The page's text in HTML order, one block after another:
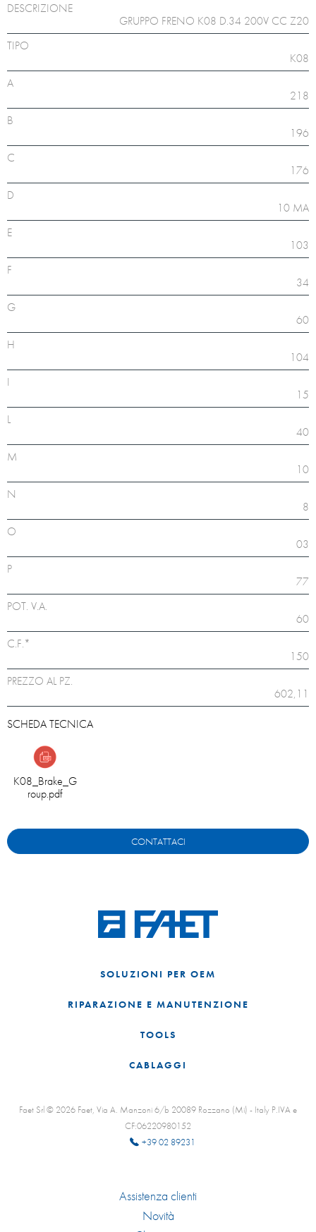
DESCRIZIONE
GRUPPO FRENO K08 D.34 200V CC Z20
TIPO
K08
A
218
B
196
C
176
D
10 MA
E
103
F
34
G
60
H
104
I
15
L
40
M
10
N
8
O
03
P
77
POT. V.A.
60
C.F.*
150
PREZZO AL PZ.
602,11
SCHEDA TECNICA
K08_Brake_G
roup.pdf
CONTATTACI
SOLUZIONI PER OEM
RIPARAZIONE E MANUTENZIONE
TOOLS
CABLAGGI
Faet Srl © 2026 Faet, Via A. Manzoni 6/b 20089 Rozzano (Mi) - Italy P.IVA e
CF:06220980152
+39 02 89231
Assistenza clienti
Novità